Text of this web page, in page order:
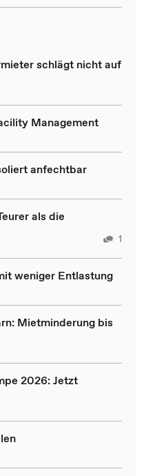
schlägt nicht auf
Management
anfechtbar
als die
1
weniger Entlastung
Mietminderung bis
2026: Jetzt